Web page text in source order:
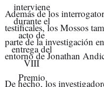
Además de los
testificales, los Mossos
parte de la investigación
entorno de Jonathan
De hecho, los